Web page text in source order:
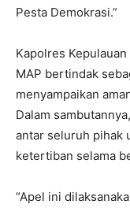
Pesta Demokrasi.”
Kapolres
MAP bertindak
menyampaikan
Dalam
antar seluruh pihak
ketertiban selama
“Apel ini